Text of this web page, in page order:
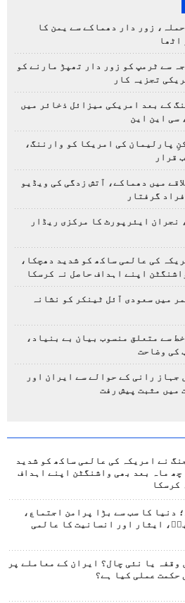
زور دار دھماکے سے یمن کا
اٹھا
سے ٹرمپ کو زور دار تھپڑ مارنے کو
تجزیہ کار
کے بعد امریکی میزائل ذخائر میں
سی این این
پارلیمان کی امریکا کو وارننگ،
قرار
میں دھماکے، آتش زدگی کی ویڈیو
گرفتار
نجران ایئرپورٹ کا مرکزی ریڈار
کی عالمی ساکھ کو شدید دھچکا،
اپنے اہداف حاصل نہ کرسکا
میں سعودی آئل ٹینکر کو نشانہ
سے متعلق منسوب بیان بے بنیاد،
کی وضاحت
جہاز رانی کے حوالے سے ایران اور
میں مثبت پیش رفت
نے امریکہ کی عالمی ساکھ کو شدید
چھ ماہ بعد بھی واشنگٹن اپنے اہداف
کرسکا
دنیا کا سب سے بڑا پرامن اجتماع،
ایثار اور انسانیت کا عالمی
وقفہ یا نئی چال؟ ایران کے معاملے پر
حکمت عملی کیا ہے؟